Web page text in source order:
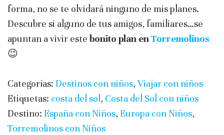
forma, no se te olvidará ninguno de mis planes.
Descubre si alguno de tus amigos, familiares…se
apuntan a vivir este bonito plan enTorremolinos
😉
Categorías: Destinos con niños, Viajar con niños
Etiquetas: costa del sol, Costa del Sol con niños
Destino: España con Niños, Europa con Niños,
Torremolinos con Niños